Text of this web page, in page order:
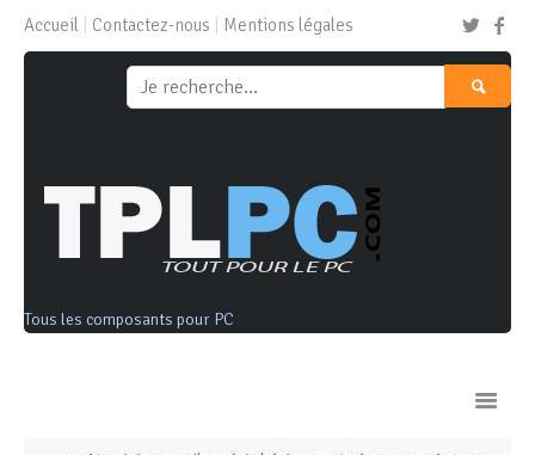
Accueil Contactez-nous Mentions légales
Tous les composants pour PC